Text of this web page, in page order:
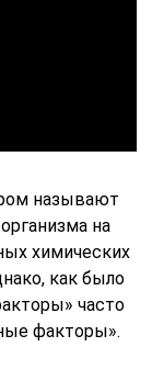
называют
на
химических
как было
часто
факторы».